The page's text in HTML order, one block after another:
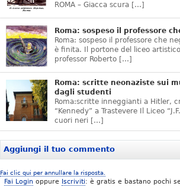
ROMA – Giacca scura […]
Roma: sospeso il professore
Roma: sospeso il professore che
è finita. Il portone del liceo
professor Roberto […]
Roma: scritte neonaziste sui
dagli studenti
Roma:scritte inneggianti a Hitler,
“Kennedy” a Trastevere Il Liceo
cuori neri […]
Aggiungi il tuo commento
Fai clic qui per annullare la risposta.
Fai Login oppure Iscriviti: è gratis e bastano pochi